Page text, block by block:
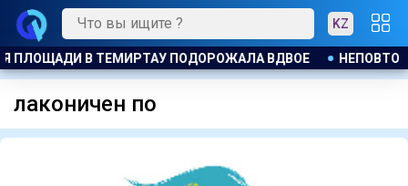
KZ
ПЛОЩАДИ В ТЕМИРТАУ ПОДОРОЖАЛА ВДВОЕ
лаконичен по